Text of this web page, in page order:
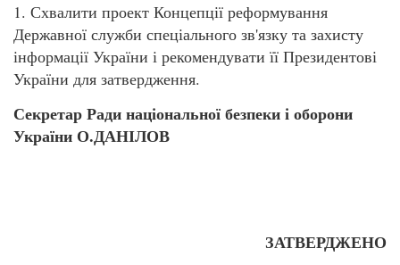
1. Схвалити проект Концепції реформування
Державної служби спеціального зв'язку та захисту
інформації України і рекомендувати її Президентові
України для затвердження.
Секретар Ради національної безпеки і оборони
України О.ДАНІЛОВ
ЗАТВЕРДЖЕНО